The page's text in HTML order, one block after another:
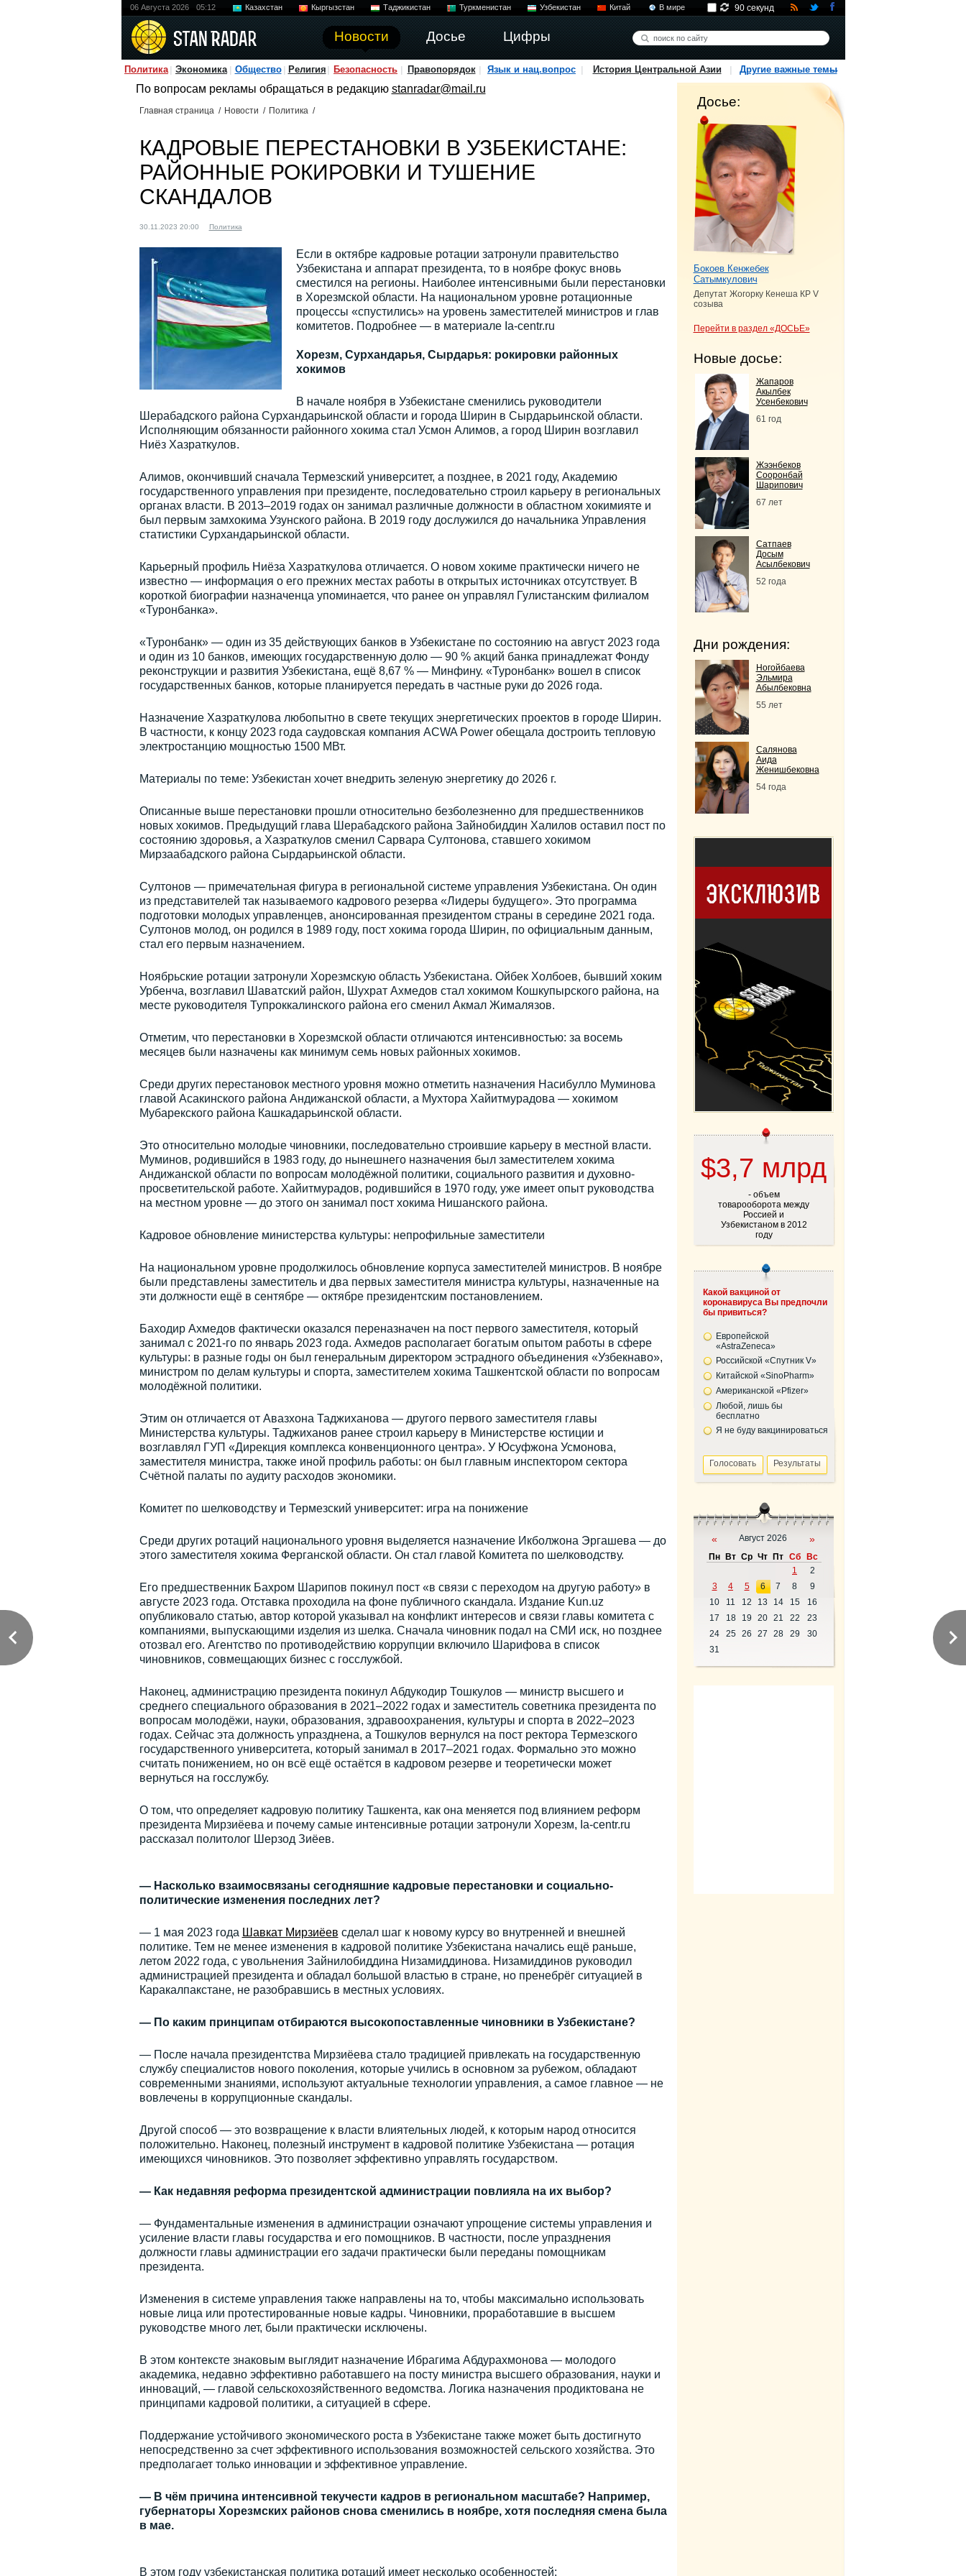
06 Августа 2026 05:12 Казахстан Кыргызстан Таджикистан Туркменистан Узбекистан Китай В мире
Новости Досье Цифры
90 секунд
Политика Экономика Общество Религия Безопасность Правопорядок Язык и нац.вопрос История Центральной Азии Другие важные темы
По вопросам рекламы обращаться в редакцию stanradar@mail.ru
Главная страница / Новости / Политика /
КАДРОВЫЕ ПЕРЕСТАНОВКИ В УЗБЕКИСТАНЕ:
РАЙОННЫЕ РОКИРОВКИ И ТУШЕНИЕ
СКАНДАЛОВ
30.11.2023 20:00 Политика
Если в октябре кадровые ротации затронули правительство
Узбекистана и аппарат президента, то в ноябре фокус вновь
сместился на регионы. Наиболее интенсивными были перестановки
в Хорезмской области. На национальном уровне ротационные
процессы «спустились» на уровень заместителей министров и глав
комитетов. Подробнее — в материале Ia-centr.ru
Хорезм, Сурхандарья, Сырдарья: рокировки районных
хокимов
В начале ноября в Узбекистане сменились руководители
Шерабадского района Сурхандарьинской области и города Ширин в Сырдарьинской области.
Исполняющим обязанности районного хокима стал Усмон Алимов, а город Ширин возглавил
Ниёз Хазраткулов.
Алимов, окончивший сначала Термезский университет, а позднее, в 2021 году, Академию
государственного управления при президенте, последовательно строил карьеру в региональных
органах власти. В 2013–2019 годах он занимал различные должности в областном хокимияте и
был первым замхокима Узунского района. В 2019 году дослужился до начальника Управления
статистики Сурхандарьинской области.
Карьерный профиль Ниёза Хазраткулова отличается. О новом хокиме практически ничего не
известно — информация о его прежних местах работы в открытых источниках отсутствует. В
короткой биографии назначенца упоминается, что ранее он управлял Гулистанским филиалом
«Туронбанка».
«Туронбанк» — один из 35 действующих банков в Узбекистане по состоянию на август 2023 года
и один из 10 банков, имеющих государственную долю — 90 % акций банка принадлежат Фонду
реконструкции и развития Узбекистана, ещё 8,67 % — Минфину. «Туронбанк» вошел в список
государственных банков, которые планируется передать в частные руки до 2026 года.
Назначение Хазраткулова любопытно в свете текущих энергетических проектов в городе Ширин.
В частности, к концу 2023 года саудовская компания ACWA Power обещала достроить тепловую
электростанцию мощностью 1500 МВт.
Материалы по теме: Узбекистан хочет внедрить зеленую энергетику до 2026 г.
Описанные выше перестановки прошли относительно безболезненно для предшественников
новых хокимов. Предыдущий глава Шерабадского района Зайнобиддин Халилов оставил пост по
состоянию здоровья, а Хазраткулов сменил Сарвара Султонова, ставшего хокимом
Мирзаабадского района Сырдарьинской области.
Султонов — примечательная фигура в региональной системе управления Узбекистана. Он один
из представителей так называемого кадрового резерва «Лидеры будущего». Это программа
подготовки молодых управленцев, анонсированная президентом страны в середине 2021 года.
Султонов молод, он родился в 1989 году, пост хокима города Ширин, по официальным данным,
стал его первым назначением.
Ноябрьские ротации затронули Хорезмскую область Узбекистана. Ойбек Холбоев, бывший хоким
Урбенча, возглавил Шаватский район, Шухрат Ахмедов стал хокимом Кошкупырского района, на
месте руководителя Тупроккалинского района его сменил Акмал Жималязов.
Отметим, что перестановки в Хорезмской области отличаются интенсивностью: за восемь
месяцев были назначены как минимум семь новых районных хокимов.
Среди других перестановок местного уровня можно отметить назначения Насибулло Муминова
главой Асакинского района Андижанской области, а Мухтора Хайитмурадова — хокимом
Мубарекского района Кашкадарьинской области.
Это относительно молодые чиновники, последовательно строившие карьеру в местной власти.
Муминов, родившийся в 1983 году, до нынешнего назначения был заместителем хокима
Андижанской области по вопросам молодёжной политики, социального развития и духовно-
просветительской работе. Хайитмурадов, родившийся в 1970 году, уже имеет опыт руководства
на местном уровне — до этого он занимал пост хокима Нишанского района.
Кадровое обновление министерства культуры: непрофильные заместители
На национальном уровне продолжилось обновление корпуса заместителей министров. В ноябре
были представлены заместитель и два первых заместителя министра культуры, назначенные на
эти должности ещё в сентябре — октябре президентским постановлением.
Баходир Ахмедов фактически оказался переназначен на пост первого заместителя, который
занимал с 2021-го по январь 2023 года. Ахмедов располагает богатым опытом работы в сфере
культуры: в разные годы он был генеральным директором эстрадного объединения «Узбекнаво»,
министром по делам культуры и спорта, заместителем хокима Ташкентской области по вопросам
молодёжной политики.
Этим он отличается от Авазхона Таджиханова — другого первого заместителя главы
Министерства культуры. Таджиханов ранее строил карьеру в Министерстве юстиции и
возглавлял ГУП «Дирекция комплекса конвенционного центра». У Юсуфжона Усмонова,
заместителя министра, также иной профиль работы: он был главным инспектором сектора
Счётной палаты по аудиту расходов экономики.
Комитет по шелководству и Термезский университет: игра на понижение
Среди других ротаций национального уровня выделяется назначение Икболжона Эргашева — до
этого заместителя хокима Ферганской области. Он стал главой Комитета по шелководству.
Его предшественник Бахром Шарипов покинул пост «в связи с переходом на другую работу» в
августе 2023 года. Отставка проходила на фоне публичного скандала. Издание Kun.uz
опубликовало статью, автор которой указывал на конфликт интересов и связи главы комитета с
компаниями, выпускающими изделия из шелка. Сначала чиновник подал на СМИ иск, но позднее
отозвал его. Агентство по противодействию коррупции включило Шарифова в список
чиновников, совмещающих бизнес с госслужбой.
Наконец, администрацию президента покинул Абдукодир Тошкулов — министр высшего и
среднего специального образования в 2021–2022 годах и заместитель советника президента по
вопросам молодёжи, науки, образования, здравоохранения, культуры и спорта в 2022–2023
годах. Сейчас эта должность упразднена, а Тошкулов вернулся на пост ректора Термезского
государственного университета, который занимал в 2017–2021 годах. Формально это можно
считать понижением, но он всё ещё остаётся в кадровом резерве и теоретически может
вернуться на госслужбу.
О том, что определяет кадровую политику Ташкента, как она меняется под влиянием реформ
президента Мирзиёева и почему самые интенсивные ротации затронули Хорезм, Ia-centr.ru
рассказал политолог Шерзод Зиёев.
— Насколько взаимосвязаны сегодняшние кадровые перестановки и социально-
политические изменения последних лет?
— 1 мая 2023 года Шавкат Мирзиёев сделал шаг к новому курсу во внутренней и внешней
политике. Тем не менее изменения в кадровой политике Узбекистана начались ещё раньше,
летом 2022 года, с увольнения Зайнилобиддина Низамиддинова. Низамиддинов руководил
администрацией президента и обладал большой властью в стране, но пренебрёг ситуацией в
Каракалпакстане, не разобравшись в местных условиях.
— По каким принципам отбираются высокопоставленные чиновники в Узбекистане?
— После начала президентства Мирзиёева стало традицией привлекать на государственную
службу специалистов нового поколения, которые учились в основном за рубежом, обладают
современными знаниями, используют актуальные технологии управления, а самое главное — не
вовлечены в коррупционные скандалы.
Другой способ — это возвращение к власти влиятельных людей, к которым народ относится
положительно. Наконец, полезный инструмент в кадровой политике Узбекистана — ротация
имеющихся чиновников. Это позволяет эффективно управлять государством.
— Как недавняя реформа президентской администрации повлияла на их выбор?
— Фундаментальные изменения в администрации означают упрощение системы управления и
усиление власти главы государства и его помощников. В частности, после упразднения
должности главы администрации его задачи практически были переданы помощникам
президента.
Изменения в системе управления также направлены на то, чтобы максимально использовать
новые лица или протестированные новые кадры. Чиновники, проработавшие в высшем
руководстве много лет, были практически исключены.
В этом контексте знаковым выглядит назначение Ибрагима Абдурахмонова — молодого
академика, недавно эффективно работавшего на посту министра высшего образования, науки и
инноваций, — главой сельскохозяйственного ведомства. Логика назначения продиктована не
принципами кадровой политики, а ситуацией в сфере.
Поддержание устойчивого экономического роста в Узбекистане также может быть достигнуто
непосредственно за счет эффективного использования возможностей сельского хозяйства. Это
предполагает только инновации и эффективное управление.
— В чём причина интенсивной текучести кадров в региональном масштабе? Например,
губернаторы Хорезмских районов снова сменились в ноябре, хотя последняя смена была
в мае.
В этом году узбекистанская политика ротаций имеет несколько особенностей:
Досье:
Бокоев Кенжебек
Сатымкулович
Депутат Жогорку Кенеша КР V
созыва
Перейти в раздел «ДОСЬЕ»
Новые досье:
Жапаров
Акылбек
Усенбекович
61 год
Жээнбеков
Сооронбай
Шарипович
67 лет
Сатпаев
Досым
Асылбекович
52 года
Дни рождения:
Ногойбаева
Эльмира
Абылбековна
55 лет
Салянова
Аида
Женишбековна
54 года
$3,7 млрд
- объем
товарооборота между
Россией и
Узбекистаном в 2012
году
Какой вакциной от
коронавируса Вы предпочли
бы привиться?
Европейской
«AstraZeneca»
Российской «Спутник V»
Китайской «SinoPharm»
Американской «Pfizer»
Любой, лишь бы
бесплатно
Я не буду вакцинироваться
« Август 2026 »
Пн Вт Ср Чт Пт Сб
Вс
1
2
3
4 5 6 7 8
9
10
11 12 13 14 15
16
17
18 19 20 21 22
23
24
25 26 27 28 29
30
31